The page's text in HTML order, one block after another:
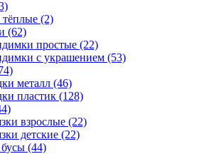
(2)
(62)
простые (22)
с украшением (53)
металл (46)
пластик (128)
взрослые (22)
детские (22)
(44)